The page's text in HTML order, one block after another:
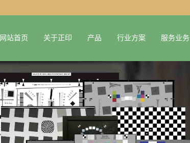
网站首页 关于正印 产品 行业方案 服务业务